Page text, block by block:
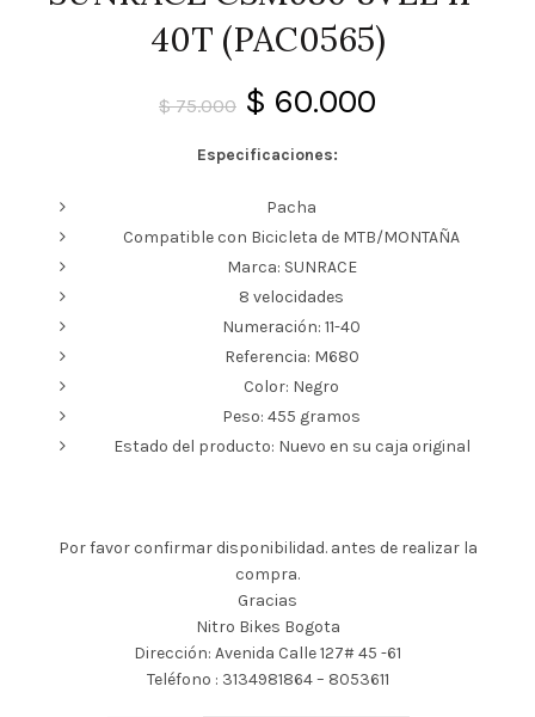
40T (PAC0565)
$75.000 El
precio
original
era:
$ 75.000.
$ 60.000
Especificaciones:
Pacha
Compatible con Bicicleta de MTB/MONTAÑA
Marca: SUNRACE
8 velocidades
Numeración: 11-40
Referencia: M680
Color: Negro
Peso: 455 gramos
Estado del producto: Nuevo en su caja original
Por favor confirmar disponibilidad. antes de realizar la
compra.
Gracias
Nitro Bikes Bogota
Dirección: Avenida Calle 127# 45 -61
Teléfono : 3134981864 – 8053611